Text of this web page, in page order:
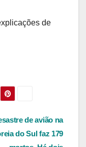
de
de avião na
do Sul faz 179